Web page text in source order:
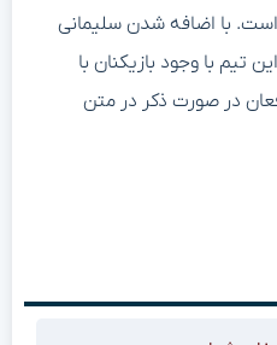
با اضافه شدن سلیمانی
تیم با وجود بازیکنان با
در صورت ذکر در متن